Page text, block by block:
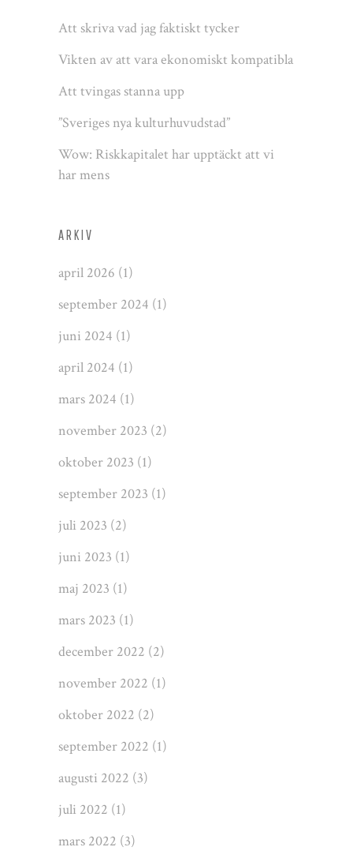
Att skriva vad jag faktiskt tycker
Vikten av att vara ekonomiskt kompatibla
Att tvingas stanna upp
”Sveriges nya kulturhuvudstad”
Wow: Riskkapitalet har upptäckt att vi
har mens
ARKIV
april 2026 (1)
september 2024 (1)
juni 2024 (1)
april 2024 (1)
mars 2024 (1)
november 2023 (2)
oktober 2023 (1)
september 2023 (1)
juli 2023 (2)
juni 2023 (1)
maj 2023 (1)
mars 2023 (1)
december 2022 (2)
november 2022 (1)
oktober 2022 (2)
september 2022 (1)
augusti 2022 (3)
juli 2022 (1)
mars 2022 (3)